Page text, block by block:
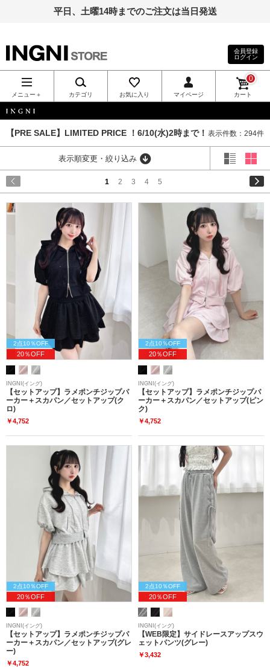
平日、土曜14時までのご注文は当日発送
INGNI（イン
グ）公式通
販｜INGNI
STORE
会員登録
ログイン
メニュー＋ カテゴリ お気に入り マイページ カート
0
INGNI
【PRE SALE】LIMITED PRICE ！6/10(水)2時まで！ 表示件数：294件
表示順変更・絞り込み
1 2 3 4 5
2点10％OFF
20％OFF
INGNI(イング)
【セットアップ】ラメポンチジップパ
ーカー＋スカパン／セットアップ(ク
ロ)
￥4,752
2点10％OFF
20％OFF
INGNI(イング)
【セットアップ】ラメポンチジップパ
ーカー＋スカパン／セットアップ(ピン
ク)
￥4,752
2点10％OFF
20％OFF
INGNI(イング)
【セットアップ】ラメポンチジップパ
ーカー＋スカパン／セットアップ(グレ
ー)
￥4,752
2点10％OFF
20％OFF
INGNI(イング)
【WEB限定】サイドレースアップスウ
ェットパンツ(グレー)
￥3,432